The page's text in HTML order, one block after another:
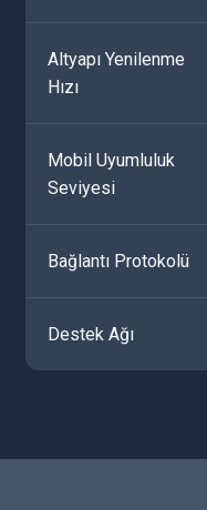
Altyapı Yenilenme
Hızı
Mobil Uyumluluk
Seviyesi
Bağlantı Protokolü
Destek Ağı